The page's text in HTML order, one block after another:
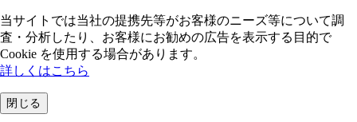
当サイトでは当社の提携先等がお客様のニーズ等について調
査・分析したり、お客様にお勧めの広告を表⽰する⽬的で
Cookie を使⽤する場合があります。
詳しくはこちら
閉じる